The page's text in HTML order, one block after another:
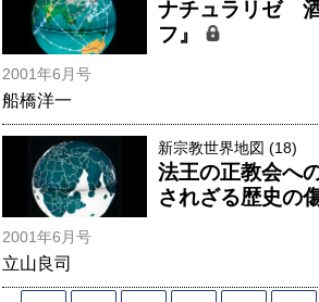
ナチュラリゼ
フ』
2001年6月号
船橋洋一
新宗教世界地図 (18)
法王の正教会へ
されざる歴史の
2001年6月号
立山良司